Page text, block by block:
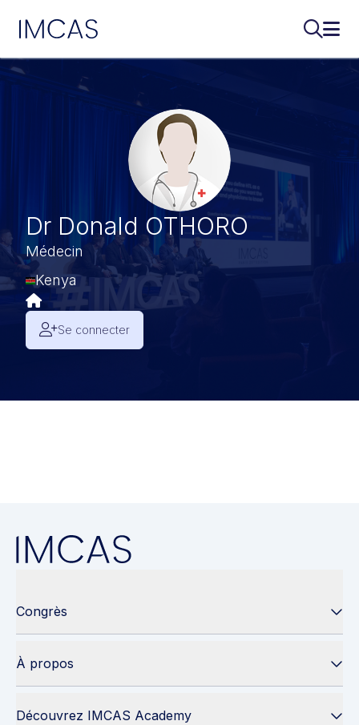
Aller au contenu principal
IMCAS
Dr Donald OTHORO
Médecin
Kenya
Se connecter
Congrès
À propos
Découvrez IMCAS Academy